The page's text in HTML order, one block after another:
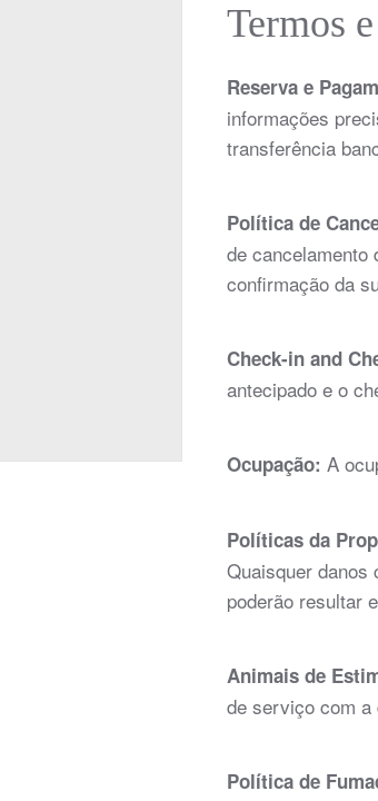
Termos
Reserva e
informações
transferência
Política de
de cancelamento
confirmação da
Check-in and
antecipado e o
Ocupação: A
Políticas da
Quaisquer danos
poderão resultar
Animais de
de serviço com a
Política de